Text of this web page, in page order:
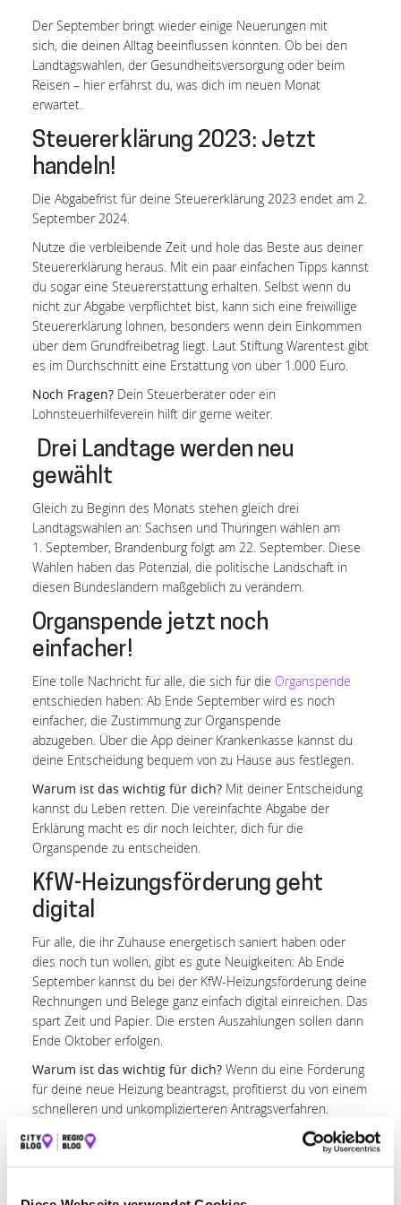
Der September bringt wieder einige Neuerungen mit
sich, die deinen Alltag beeinflussen könnten. Ob bei den
Landtagswahlen, der Gesundheitsversorgung oder beim
Reisen – hier erfährst du, was dich im neuen Monat
erwartet.
Steuererklärung 2023: Jetzt
handeln!
Die Abgabefrist für deine Steuererklärung 2023 endet am 2.
September 2024.
Nutze die verbleibende Zeit und hole das Beste aus deiner
Steuererklärung heraus. Mit ein paar einfachen Tipps kannst
du sogar eine Steuererstattung erhalten. Selbst wenn du
nicht zur Abgabe verpflichtet bist, kann sich eine freiwillige
Steuererklärung lohnen, besonders wenn dein Einkommen
über dem Grundfreibetrag liegt. Laut Stiftung Warentest gibt
es im Durchschnitt eine Erstattung von über 1.000 Euro.
Noch Fragen? Dein Steuerberater oder ein
Lohnsteuerhilfeverein hilft dir gerne weiter.
️ Drei Landtage werden neu
gewählt
Gleich zu Beginn des Monats stehen gleich drei
Landtagswahlen an: Sachsen und Thüringen wählen am
1. September, Brandenburg folgt am 22. September. Diese
Wahlen haben das Potenzial, die politische Landschaft in
diesen Bundesländern maßgeblich zu verändern.
Organspende jetzt noch
einfacher!
Eine tolle Nachricht für alle, die sich für die Organspende
entschieden haben: Ab Ende September wird es noch
einfacher, die Zustimmung zur Organspende
abzugeben. Über die App deiner Krankenkasse kannst du
deine Entscheidung bequem von zu Hause aus festlegen.
Warum ist das wichtig für dich? Mit deiner Entscheidung
kannst du Leben retten. Die vereinfachte Abgabe der
Erklärung macht es dir noch leichter, dich für die
Organspende zu entscheiden.
KfW-Heizungsförderung geht
digital
Für alle, die ihr Zuhause energetisch saniert haben oder
dies noch tun wollen, gibt es gute Neuigkeiten: Ab Ende
September kannst du bei der KfW-Heizungsförderung deine
Rechnungen und Belege ganz einfach digital einreichen. Das
spart Zeit und Papier. Die ersten Auszahlungen sollen dann
Ende Oktober erfolgen.
Warum ist das wichtig für dich? Wenn du eine Förderung
für deine neue Heizung beantragst, profitierst du von einem
schnelleren und unkomplizierteren Antragsverfahren.
Saisonale Sitzplatzreservierung
bei der Bahn entfällt